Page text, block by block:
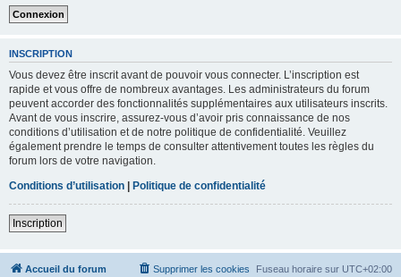
INSCRIPTION
Vous devez être inscrit avant de pouvoir vous connecter. L’inscription est
rapide et vous offre de nombreux avantages. Les administrateurs du forum
peuvent accorder des fonctionnalités supplémentaires aux utilisateurs inscrits.
Avant de vous inscrire, assurez-vous d’avoir pris connaissance de nos
conditions d’utilisation et de notre politique de confidentialité. Veuillez
également prendre le temps de consulter attentivement toutes les règles du
forum lors de votre navigation.
Conditions d’utilisation | Politique de confidentialité
Inscription
Accueil du forum Fuseau horaire sur UTC+02:00
Supprimer les cookies